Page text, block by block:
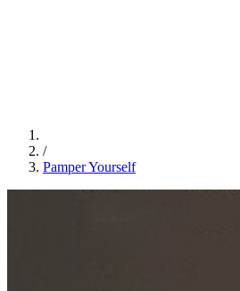
/
Pamper Yourself